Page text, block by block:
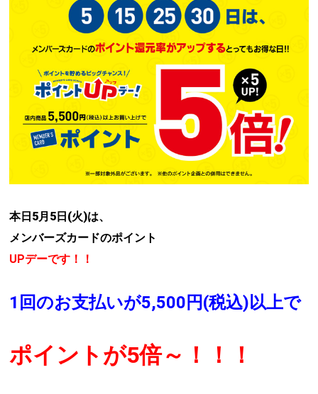
本日5月5日(火)は、
メンバーズカードのポイント
UPデーです！！
1回のお支払いが5,500円(税込)以上で
ポイントが5倍～！！！